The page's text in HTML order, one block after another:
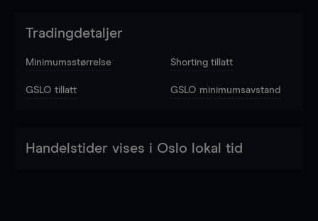
Tradingdetaljer
Minimumsstørrelse Shorting tillatt
GSLO tillatt GSLO minimumsavstand
Handelstider vises i Oslo lokal tid